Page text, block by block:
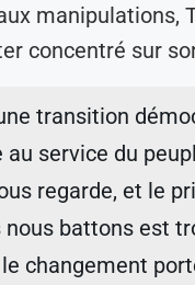
manipulations,
concentré sur
transition
service du
regarde, et le
nous battons est
changement